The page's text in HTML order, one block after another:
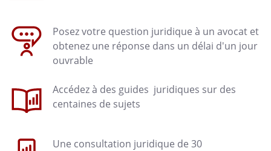
Posez votre question juridique à un avocat et
obtenez une réponse dans un délai d'un jour
ouvrable
Accédez à des guides juridiques sur des
centaines de sujets
Une consultation juridique de 30